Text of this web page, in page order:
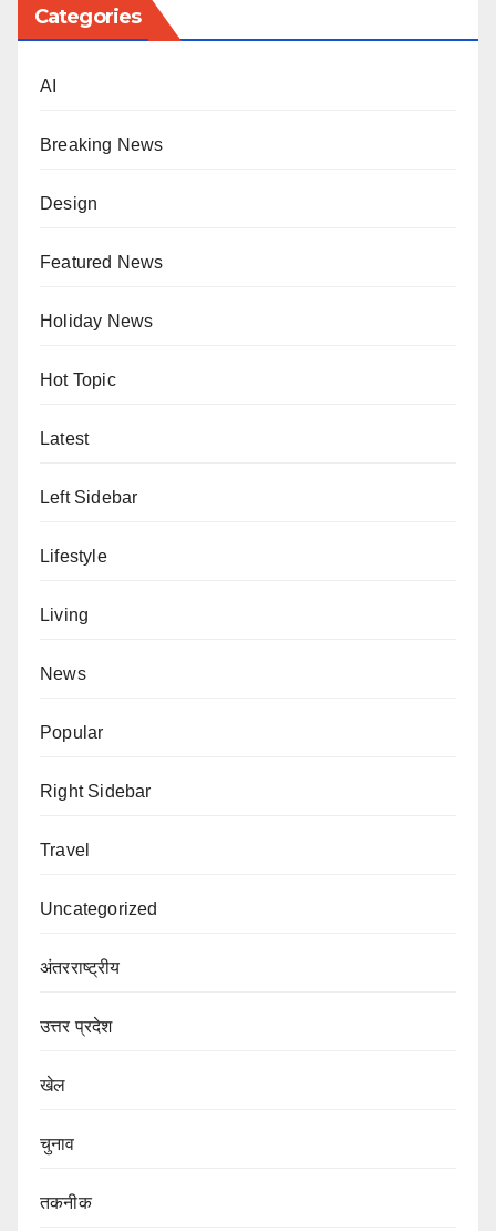
Categories
AI
Breaking News
Design
Featured News
Holiday News
Hot Topic
Latest
Left Sidebar
Lifestyle
Living
News
Popular
Right Sidebar
Travel
Uncategorized
अंतरराष्ट्रीय
उत्तर प्रदेश
खेल
चुनाव
तकनीक